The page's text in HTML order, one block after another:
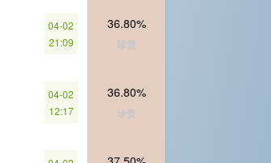
04-02
21:09
36.80%
珍贵
04-02
12:17
36.80%
珍贵